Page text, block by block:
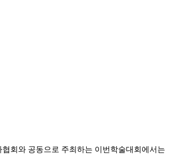
회와 공동으로 주최하는 이번학술대회에서는